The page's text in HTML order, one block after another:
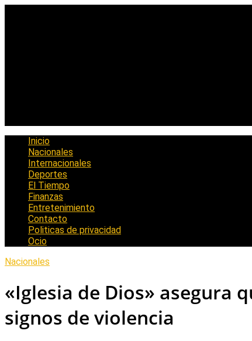
Inicio
Nacionales
Internacionales
Deportes
El Tiempo
Finanzas
Entretenimiento
Contacto
Politicas de privacidad
Ocio
Nacionales
«Iglesia de Dios» asegura
signos de violencia